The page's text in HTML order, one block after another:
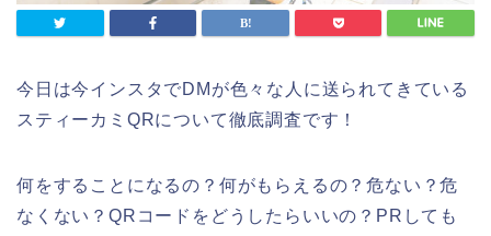
今日は今インスタでDMが色々な人に送られてきている
スティーカミQRについて徹底調査です！
何をすることになるの？何がもらえるの？危ない？危
なくない？QRコードをどうしたらいいの？PRしても